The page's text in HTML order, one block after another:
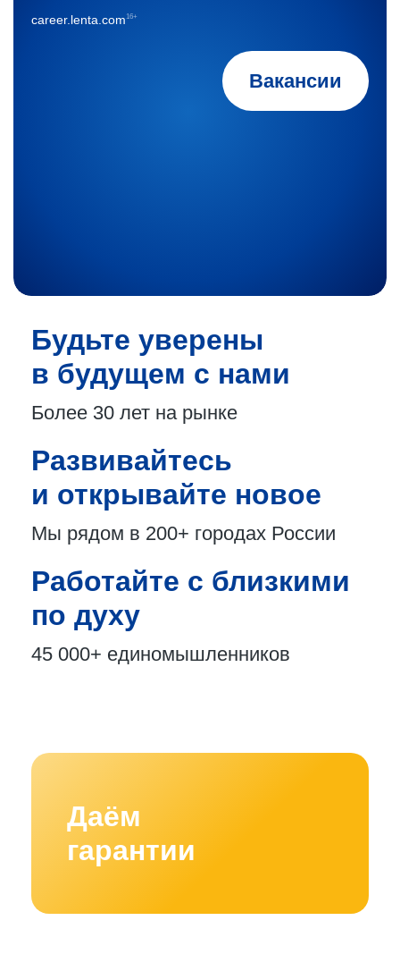
Вакансии
career.lenta.com16+
Будьте уверены
в будущем с нами
Более 30 лет на рынке
Развивайтесь
и открывайте новое
Мы рядом в 200+ городах России
Работайте с близкими
по духу
45 000+ единомышленников
Даём
гарантии